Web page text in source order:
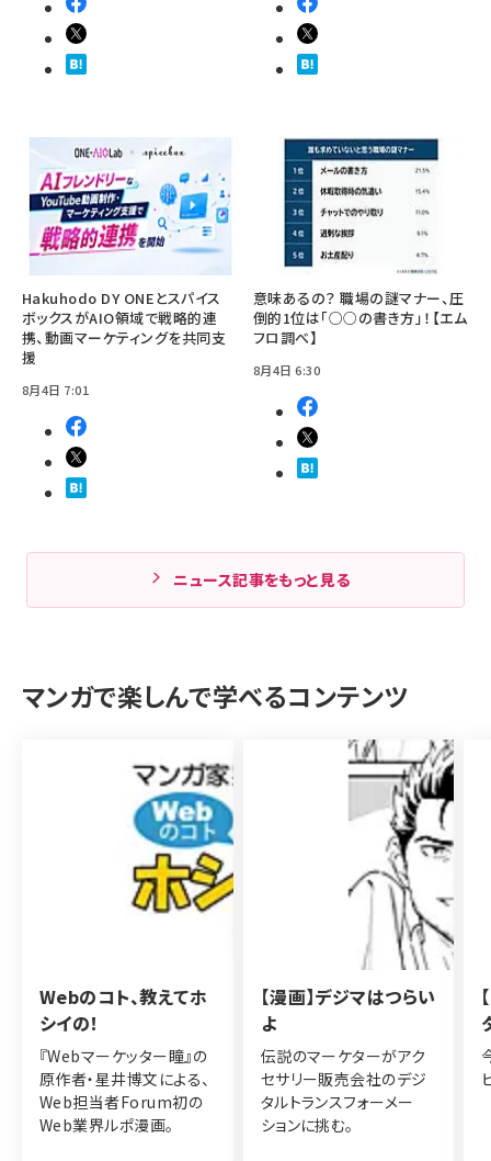
Hakuhodo DY ONEとスパイス
ボックスがAIO領域で戦略的連
携、動画マーケティングを共同支
援
8月4日 7:01
意味あるの？ 職場の謎マナー、圧
倒的1位は「○○の書き方」！【エム
フロ調べ】
8月4日 6:30
ニュース記事をもっと見る
マンガで楽しんで学べるコンテンツ
Webのコト、教えてホ
シイの！
『Webマーケッター瞳』の
原作者・星井博文による、
Web担当者Forum初の
Web業界ルポ漫画。
【漫画】デジマはつらい
よ
伝説のマーケターがアク
セサリー販売会社のデジ
タルトランスフォーメー
ションに挑む。